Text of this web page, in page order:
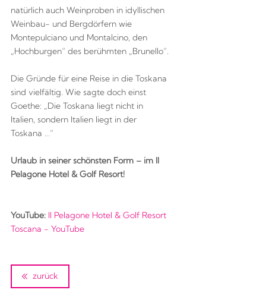
natürlich auch Weinproben in idyllischen
Weinbau- und Bergdörfern wie
Montepulciano und Montalcino, den
„Hochburgen“ des berühmten „Brunello“.
Die Gründe für eine Reise in die Toskana
sind vielfältig. Wie sagte doch einst
Goethe: „Die Toskana liegt nicht in
Italien, sondern Italien liegt in der
Toskana …“
Urlaub in seiner schönsten Form – im Il
Pelagone Hotel & Golf Resort!
YouTube: Il Pelagone Hotel & Golf Resort
Toscana - YouTube
zurück